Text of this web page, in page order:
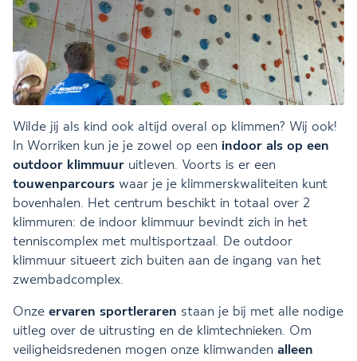
Wilde jij als kind ook altijd overal op klimmen? Wij ook!
In Worriken kun je je zowel op een indoor als op een
outdoor klimmuur uitleven. Voorts is er een
touwenparcours waar je je klimmerskwaliteiten kunt
bovenhalen. Het centrum beschikt in totaal over 2
klimmuren: de indoor klimmuur bevindt zich in het
tenniscomplex met multisportzaal. De outdoor
klimmuur situeert zich buiten aan de ingang van het
zwembadcomplex.
Onze ervaren sportleraren staan je bij met alle nodige
uitleg over de uitrusting en de klimtechnieken. Om
veiligheidsredenen mogen onze klimwanden alleen